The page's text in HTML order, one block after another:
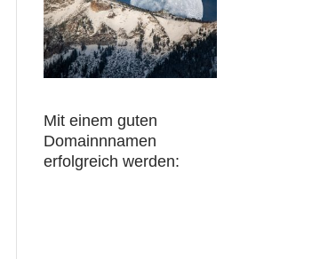
Mit einem guten
Domainnnamen
erfolgreich werden: